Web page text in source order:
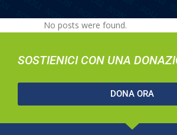
No posts were found.
SOSTIENICI CON UNA
DONA ORA